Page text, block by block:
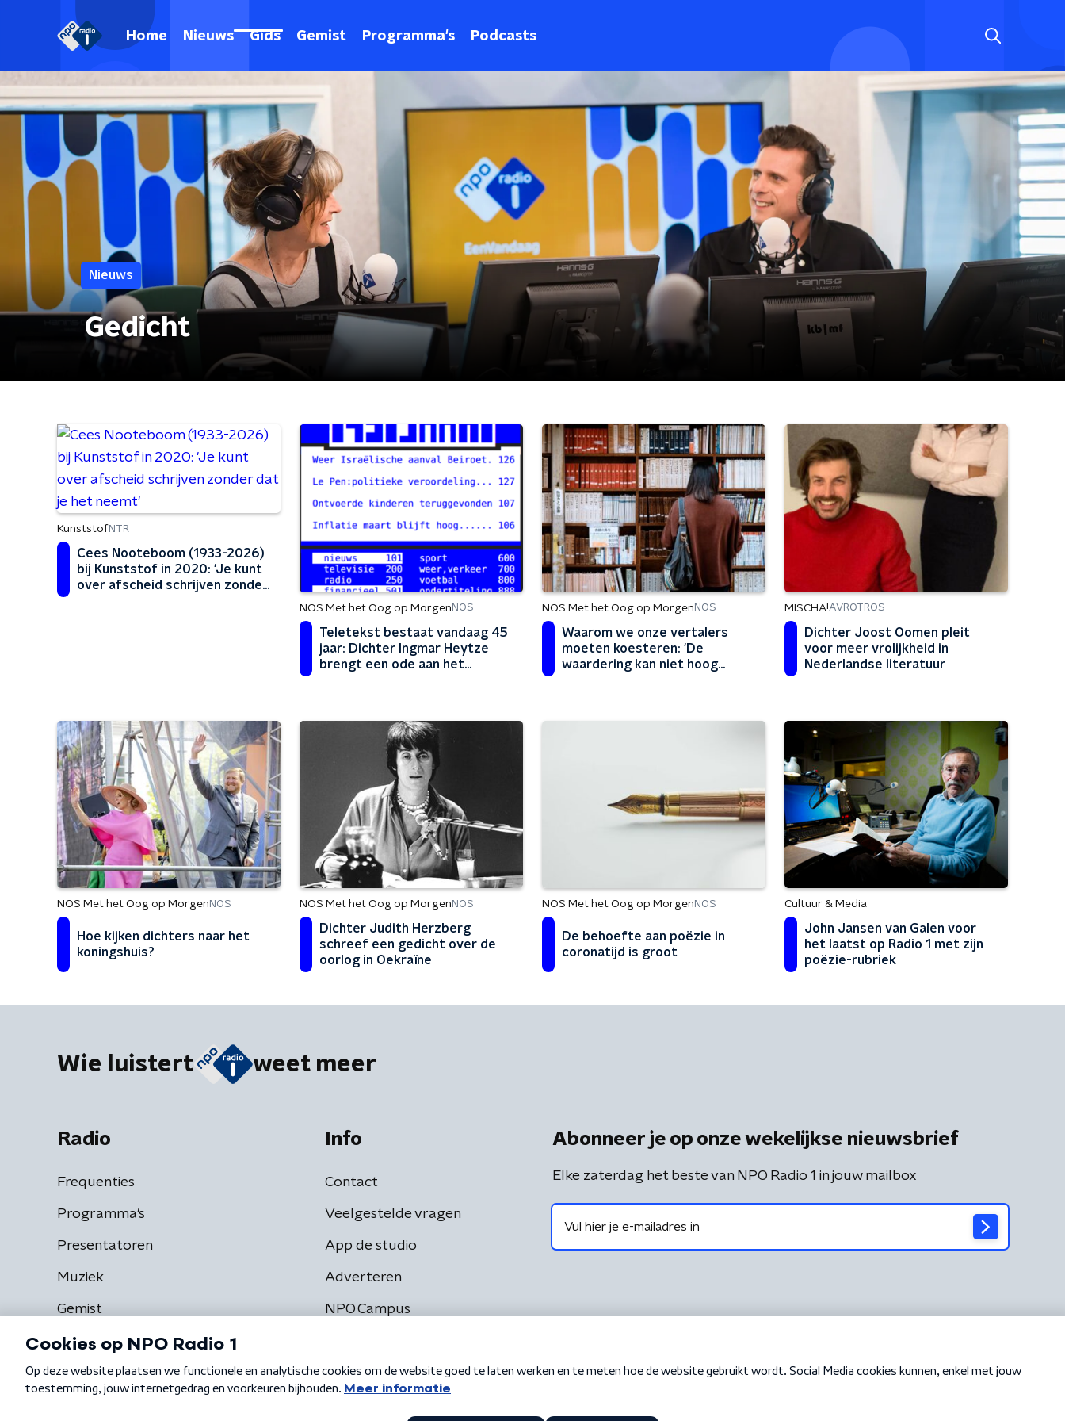
Home Nieuws Gids Gemist Programma's Podcasts
Nieuws
Gedicht
KunststofNTR
Cees Nooteboom (1933-2026)
bij Kunststof in 2020: 'Je kunt
over afscheid schrijven zonder
NOS Met het Oog op Morgen NOS
Teletekst bestaat vandaag 45
jaar: Dichter Ingmar Heytze
brengt een ode aan het
NOS Met het Oog op Morgen NOS
Waarom we onze vertalers
moeten koesteren: 'De
waardering kan niet hoog
MISCHA!AVROTROS
Dichter Joost Oomen pleit
voor meer vrolijkheid in
Nederlandse literatuur
NOS Met het Oog op Morgen NOS
Hoe kijken dichters naar het
koningshuis?
NOS Met het Oog op Morgen NOS
Dichter Judith Herzberg
schreef een gedicht over de
oorlog in Oekraïne
NOS Met het Oog op Morgen NOS
De behoefte aan poëzie in
coronatijd is groot
Cultuur & Media
John Jansen van Galen voor
het laatst op Radio 1 met zijn
poëzie-rubriek
Wie luistert weet meer
Radio
Frequenties
Programma's
Presentatoren
Muziek
Gemist
Info
Contact
Veelgestelde vragen
App de studio
Adverteren
NPO Campus
Abonneer je op onze wekelijkse nieuwsbrief
Elke zaterdag het beste van NPO Radio 1 in jouw mailbox
Algemene voorwaarden Privacybeleid